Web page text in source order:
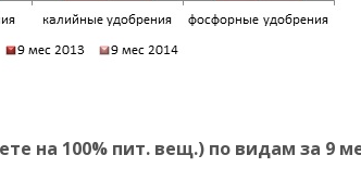
на 100% пит. вещ.) по видам за 9